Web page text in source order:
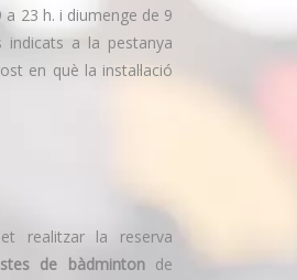
a 23 h. i diumenge de 9
a la pestanya
en què la instal·lació
realitzar la reserva
de bàdmintonde